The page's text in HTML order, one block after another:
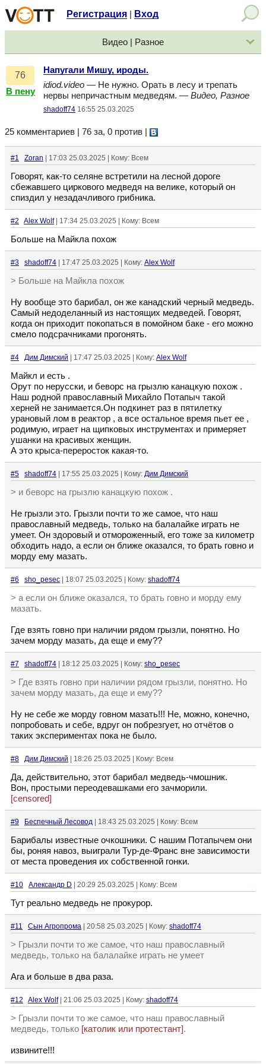
Регистрация Вход
Видео | Разное
76
В пену
Напугали Мишу, ироды.
idiod.video — Не нужно. Орать в лесу и трепать
нервы непричастным медведям. — Видео, Разное
shadoff74 16:55 25.03.2025
25 комментариев | 76 за, 0 против
#1 Zoran | 17:03 25.03.2025 | Кому: Всем
Говорят, как-то селяне встретили на лесной дороге
сбежавшего циркового медведя на велике, который он
спиздил у незадачливого грибника.
#2 Alex Wolf| 17:34 25.03.2025 | Кому: Всем
Больше на Майкла похож
#3 shadoff74 | 17:47 25.03.2025 | Кому: Alex Wolf
> Больше на Майкла похож
Ну вообще это барибал, он же канадский черный медведь.
Самый недоделанный из настоящих медведей. Говорят,
когда он приходит покопаться в помойном баке - его можно
смело подсрачниками прогонять.
#4 Дим Димский | 17:47 25.03.2025 | Кому: Alex Wolf
Майкл и есть .
Орут по нерусски, и беворс на грызлю канацкую похож .
Наш родной православный Михайло Потапыч такой
херней не занимается.Он подкинет раз в пятилетку
урановый лом в реактор , а все остальное время пьет ее ,
родимую, играет на щипковых инструментах и примеряет
ушанки на красивых женщин.
А это крыса-переросток какая-то.
#5 shadoff74 | 17:55 25.03.2025 | Кому: Дим Димский
> и беворс на грызлю канацкую похож .
Не грызли это. Грызли почти то же самое, что наш
православный медведь, только на балалайке играть не
умеет. Он здоровый и отмороженный, его тоже за километр
обходить надо, а если он ближе оказался, то брать говно и
морду ему мазать.
#6 sho_pesec | 18:07 25.03.2025 | Кому: shadoff74
> а если он ближе оказался, то брать говно и морду ему
мазать.
Где взять говно при наличии рядом грызли, понятно. Но
зачем морду мазать, да еще и ему??
#7 shadoff74 | 18:12 25.03.2025 | Кому: sho_pesec
> Где взять говно при наличии рядом грызли, понятно. Но
зачем морду мазать, да еще и ему??
Ну не себе же морду говном мазать!!! Не, можно, конечно,
попробовать и себе, вдруг он побрезгует, но отчётов о
таких экспериментах пока не было.
#8 Дим Димский | 18:26 25.03.2025 | Кому: Всем
Да, действительно, этот барибал медведь-чмошник.
Вон, простыми переодевашками его зачморили.
[censored]
#9 Беспечный Лесовод | 18:43 25.03.2025 | Кому: Всем
Барибалы известные очкошники. С нашим Потапычем они
бы, роняя навоз, выиграли Тур-де-Франс вне зависимости
от места проведения их собственной гонки.
#10 Александр D | 20:29 25.03.2025 | Кому: Всем
Тут реально медведь не прокурор.
#11 Сын Агропрома | 20:58 25.03.2025 | Кому: shadoff74
> Грызли почти то же самое, что наш православный
медведь, только на балалайке играть не умеет
Ага и больше в два раза.
#12 Alex Wolf| 21:06 25.03.2025 | Кому: shadoff74
> Грызли почти то же самое, что наш православный
медведь, только [католик или протестант].
извините!!!